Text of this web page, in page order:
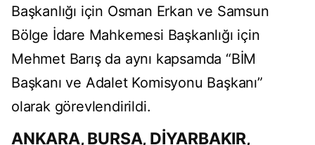
Başkanlığı için Osman Erkan ve Samsun
Bölge İdare Mahkemesi Başkanlığı için
Mehmet Barış da aynı kapsamda “BİM
Başkanı ve Adalet Komisyonu Başkanı”
olarak görevlendirildi.
ANKARA, BURSA, DİYARBAKIR,